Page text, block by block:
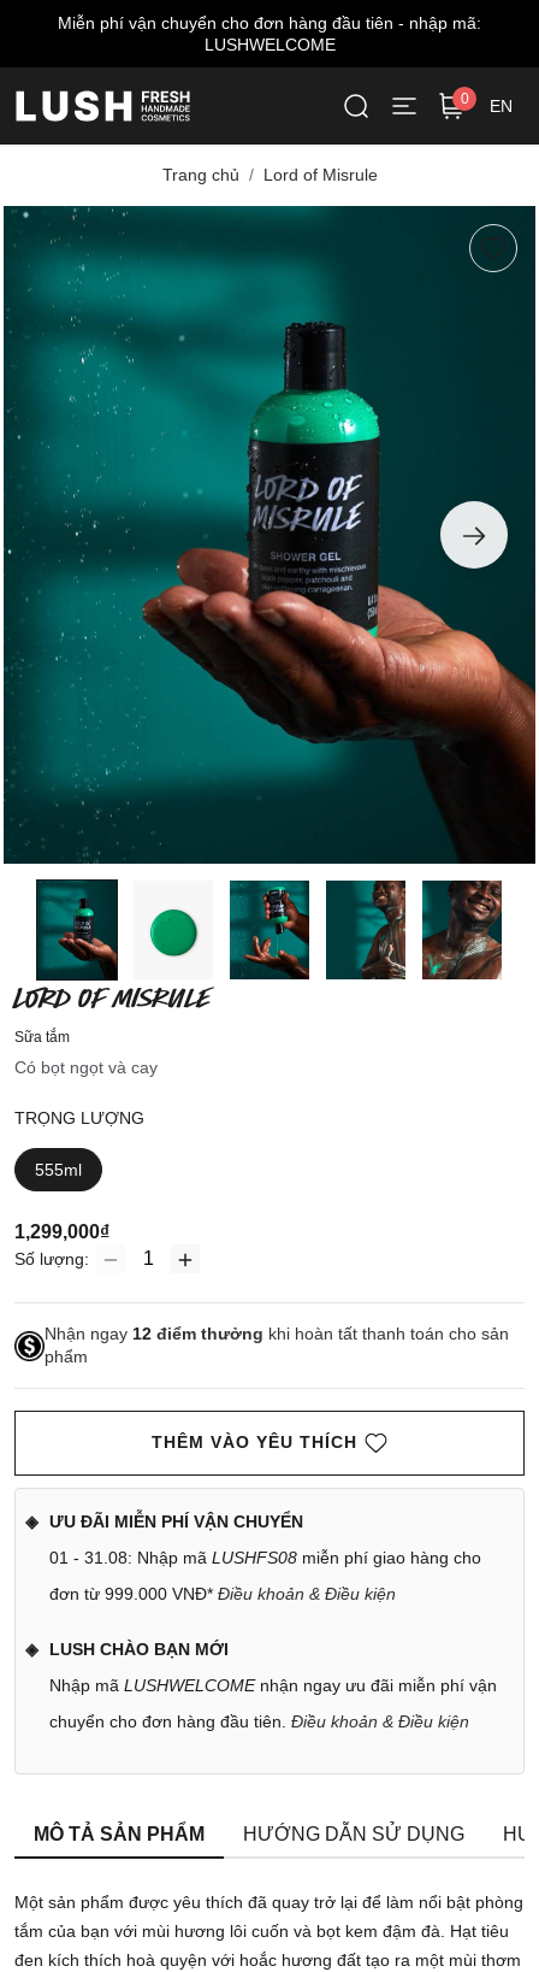
- nhập mã: Miễn phí giao hàng cho đơn từ
0 EN
Trang chủ Lord of Misrule
LORD OF MISRULE
Sữa tắm
Có bọt ngọt và cay
TRỌNG LƯỢNG
555ml
1,299,000₫
Số lượng:
Nhận ngay 12 điểm thưởng khi hoàn tất thanh toán cho sản
phẩm
THÊM VÀO YÊU THÍCH
ƯU ĐÃI MIỄN PHÍ VẬN CHUYỂN
01 - 31.08: Nhập mã LUSHFS08 miễn phí giao hàng cho
đơn từ 999.000 VNĐ* Điều khoản & Điều kiện
LUSH CHÀO BẠN MỚI
Nhập mã LUSHWELCOMEnhận ngay ưu đãi miễn phí vận
chuyển cho đơn hàng đầu tiên. Điều khoản & Điều kiện
MÔ TẢ SẢN PHẨM HƯỚNG DẪN SỬ DỤNG
Một sản phẩm được yêu thích đã quay trở lại để làm nổi bật phòng
tắm của bạn với mùi hương lôi cuốn và bọt kem đậm đà. Hạt tiêu
đen kích thích hoà quyện với hoắc hương đất tạo ra một mùi thơm